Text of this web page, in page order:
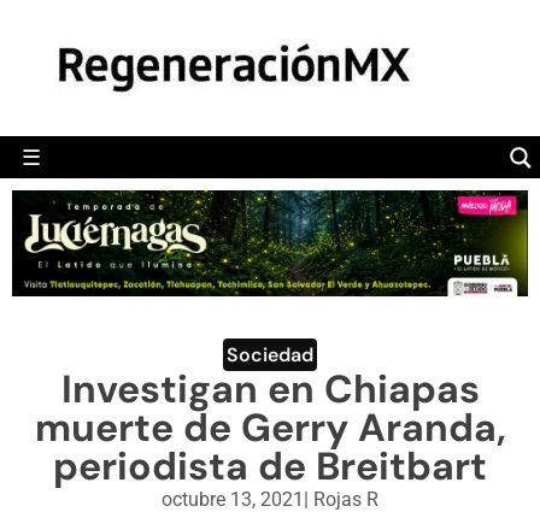
☰
POLÍTICA
CAMALEÓN
OPINIÓN
DEPORTES
ENGLISH SECTION
VIDEOS
Sociedad
Investigan en Chiapas
muerte de Gerry Aranda,
periodista de Breitbart
octubre 13, 2021 | Rojas R